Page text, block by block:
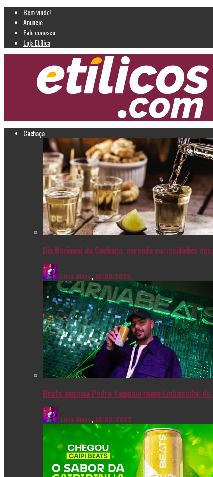
Bem vindo!
Anuncie
Fale conosco
Loja Etílica
Cachaça
Dia Nacional da Cachaça, aprenda curiosidades
Livia Alves,13/09/2023
Beats anuncia Pedro Sampaio como Embaixador do
Livia Alves,14/02/2023